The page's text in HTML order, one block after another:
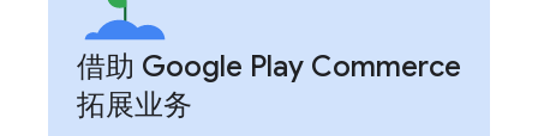
借助 Google Play Commerce
拓展业务